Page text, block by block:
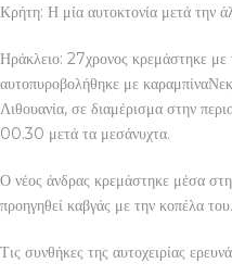
Κρήτη: Η μία αυτοκτονία μετά την
Ηράκλειο: 27χρονος κρεμάστηκε με
αυτοπυροβολήθηκε με
Λιθουανία, σε διαμέρισμα στην
00.30 μετά τα μεσάνυχτα.
Ο νέος άνδρας κρεμάστηκε μέσα
προηγηθεί καβγάς με την κοπέλα του.
Τις συνθήκες της αυτοχειρίας